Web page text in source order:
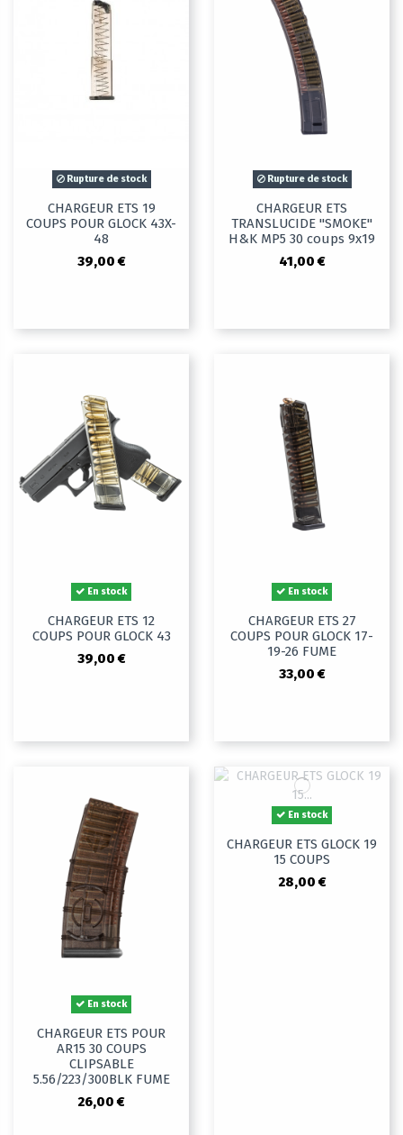
Rupture de stock
CHARGEUR ETS 19
COUPS POUR GLOCK 43X-
48
39,00 €
Rupture de stock
CHARGEUR ETS
TRANSLUCIDE "SMOKE"
H&K MP5 30 coups 9x19
41,00 €
En stock
CHARGEUR ETS 12
COUPS POUR GLOCK 43
39,00 €
En stock
CHARGEUR ETS 27
COUPS POUR GLOCK 17-
19-26 FUME
33,00 €
En stock
CHARGEUR ETS POUR
AR15 30 COUPS
CLIPSABLE
5.56/223/300BLK FUME
26,00 €
En stock
CHARGEUR ETS GLOCK 19
15 COUPS
28,00 €